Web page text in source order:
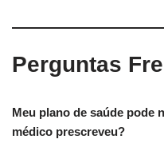
Perguntas
Meu plano de saúde pode
médico prescreveu?